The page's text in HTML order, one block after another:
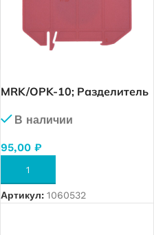
MRK/OPK-10; Разделитель
MRK/OPK (высокий)
В наличии
95,00 ₽
В КОРЗИНУ
Артикул: 1060532